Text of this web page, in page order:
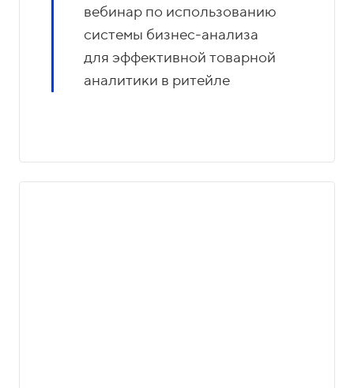
вебинар по использованию
системы бизнес-анализа
для эффективной товарной
аналитики в ритейле